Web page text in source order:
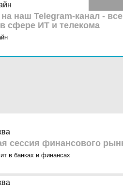
наш Telegram-канал -
сфере ИТ и телекома
сессия финансового
ит в банках и финансах